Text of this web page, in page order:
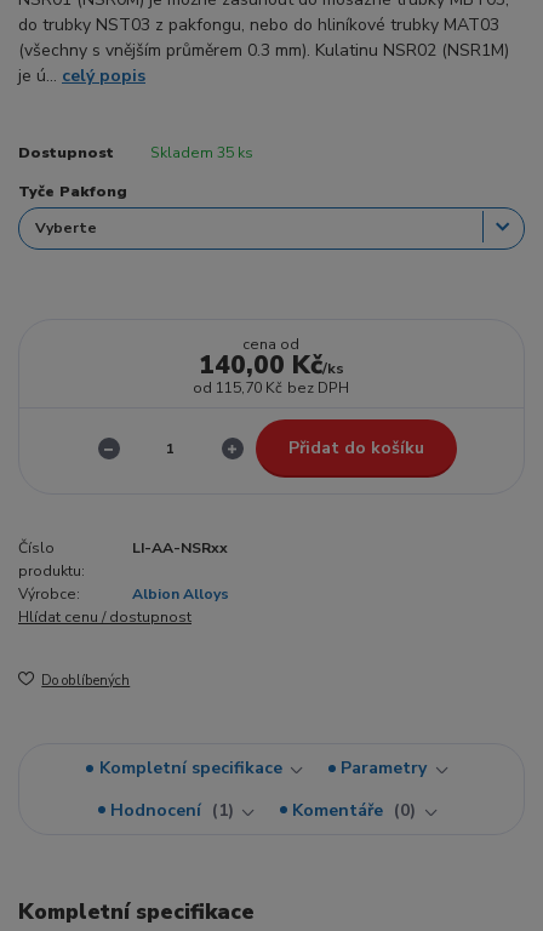
do trubky NST03 z pakfongu, nebo do hliníkové trubky MAT03
(všechny s vnějším průměrem 0.3 mm). Kulatinu NSR02 (NSR1M)
je ú... celý popis
Dostupnost Skladem 35 ks
Tyče Pakfong
cena od
140,00 Kč/ks
od 115,70 Kč bez DPH
Přidat do košíku
Číslo
produktu:
LI-AA-NSRxx
Výrobce:
Albion Alloys
Hlídat cenu / dostupnost
Do oblíbených
Kompletní specifikace
Parametry
Hodnocení
1 Komentáře 0
Kompletní specifikace